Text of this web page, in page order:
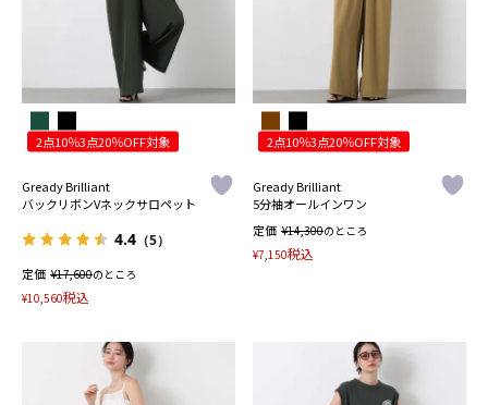
2点10％3点20％OFF対象
Gready Brilliant
バックリボンVネックサロペット
4.4 （5）
定価 ¥17,600のところ
¥10,560税込
2点10％3点20％OFF対象
Gready Brilliant
5分袖オールインワン
定価 ¥14,300のところ
¥7,150税込